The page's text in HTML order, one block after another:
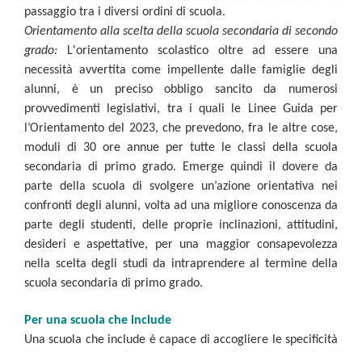
passaggio tra i diversi ordini di scuola.
Orientamento alla scelta della scuola secondaria di secondo
grado:
L'orientamento scolastico oltre ad essere una
necessità avvertita come impellente dalle famiglie degli
alunni, è un preciso obbligo sancito da numerosi
provvedimenti legislativi, tra i quali le Linee Guida per
l’Orientamento del 2023, che prevedono, fra le altre cose,
moduli di 30 ore annue per tutte le classi della scuola
secondaria di primo grado. Emerge quindi il dovere da
parte della scuola di svolgere un’azione orientativa nei
confronti degli alunni, volta ad una migliore conoscenza da
parte degli studenti, delle proprie inclinazioni, attitudini,
desideri e aspettative, per una maggior consapevolezza
nella scelta degli studi da intraprendere al termine della
scuola secondaria di primo grado.
Per una scuola che include
Una scuola che include è capace di accogliere le specificità